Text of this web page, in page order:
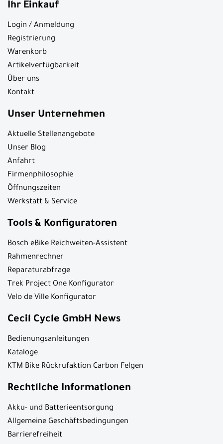
Ihr Einkauf
Login / Anmeldung
Registrierung
Warenkorb
Artikelverfügbarkeit
Über uns
Kontakt
Unser Unternehmen
Aktuelle Stellenangebote
Unser Blog
Anfahrt
Firmenphilosophie
Öffnungszeiten
Werkstatt & Service
Tools & Konfiguratoren
Bosch eBike Reichweiten-Assistent
Rahmenrechner
Reparaturabfrage
Trek Project One Konfigurator
Velo de Ville Konfigurator
Cecil Cycle GmbH News
Bedienungsanleitungen
Kataloge
KTM Bike Rückrufaktion Carbon Felgen
Rechtliche Informationen
Akku- und Batterieentsorgung
Allgemeine Geschäftsbedingungen
Barrierefreiheit